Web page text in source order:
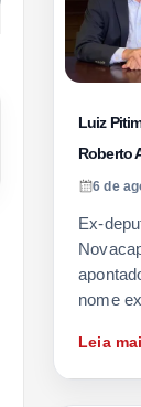
Luiz
Roberto
6 de
Ex-
nome
Leia